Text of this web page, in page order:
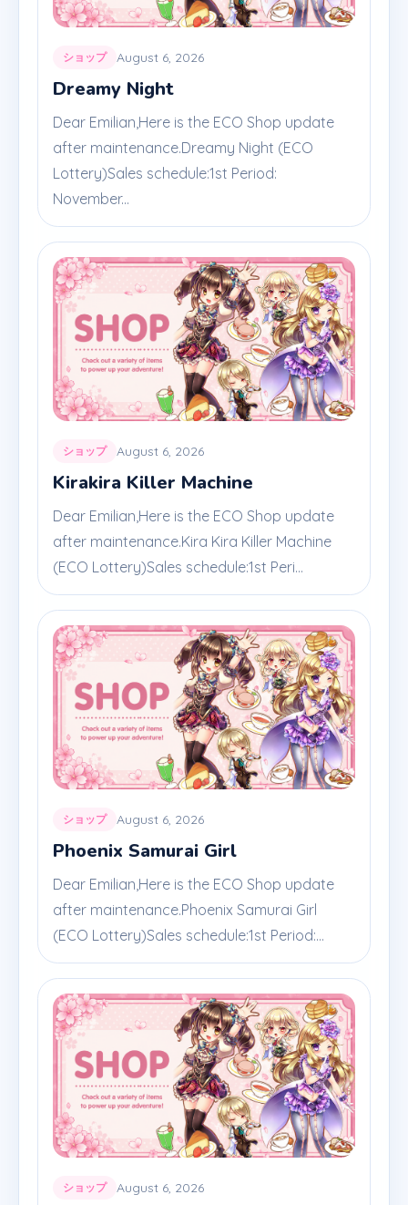
ショップ August 6, 2026
Dreamy Night
Dear Emilian,Here is the ECO Shop update
after maintenance.Dreamy Night (ECO
Lottery)Sales schedule:1st Period:
November...
ショップ August 6, 2026
Kirakira Killer Machine
Dear Emilian,Here is the ECO Shop update
after maintenance.Kira Kira Killer Machine
(ECO Lottery)Sales schedule:1st Peri...
ショップ August 6, 2026
Phoenix Samurai Girl
Dear Emilian,Here is the ECO Shop update
after maintenance.Phoenix Samurai Girl
(ECO Lottery)Sales schedule:1st Period:...
ショップ August 6, 2026